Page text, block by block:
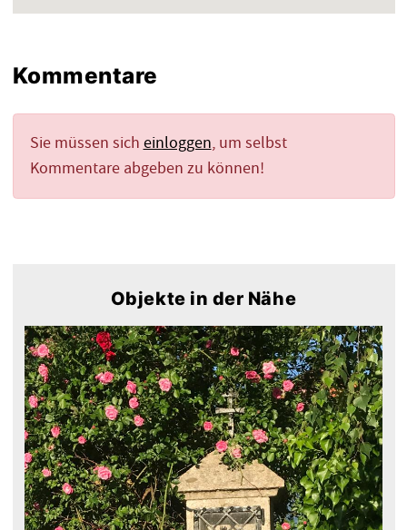
Kommentare
Sie müssen sich einloggen, um selbst
Kommentare abgeben zu können!
Objekte in der Nähe